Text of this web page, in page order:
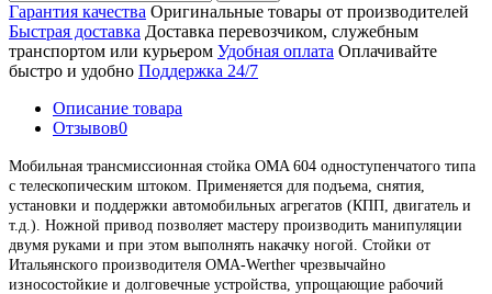
Гарантия качества Оригинальные товары от производителей
Быстрая доставка Доставка перевозчиком, служебным
транспортом или курьером Удобная оплата Оплачивайте
быстро и удобно Поддержка 24/7
Описание товара
Отзывов0
Мобильная трансмиссионная стойка OMA 604 одноступенчатого типа
с телескопическим штоком. Применяется для подъема, снятия,
установки и поддержки автомобильных агрегатов (КПП, двигатель и
т.д.). Ножной привод позволяет мастеру производить манипуляции
двумя руками и при этом выполнять накачку ногой. Стойки от
Итальянского производителя OMA-Werther чрезвычайно
износостойкие и долговечные устройства, упрощающие рабочий